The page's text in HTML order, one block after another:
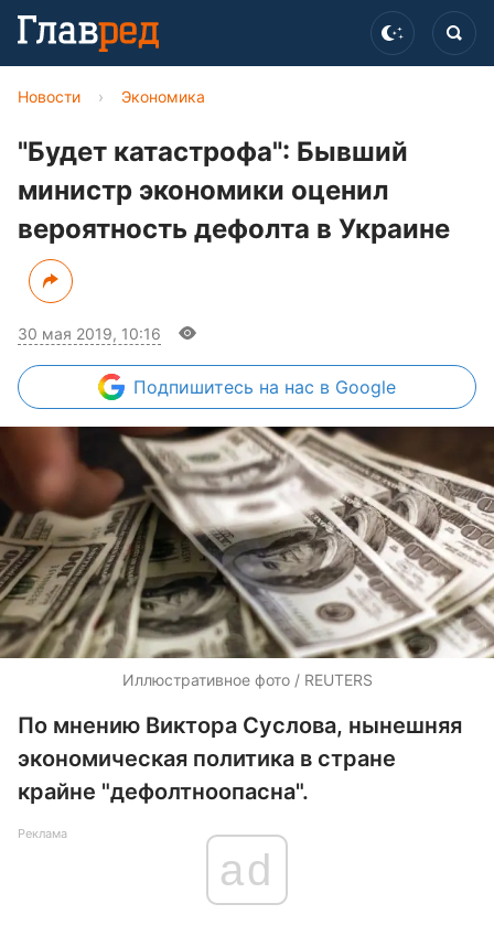
Новости › Экономика
"Будет катастрофа": Бывший
министр экономики оценил
вероятность дефолта в Украине
30 мая 2019, 10:16
Подпишитесь на нас в Google
Иллюстративное фото / REUTERS
По мнению Виктора Суслова, нынешняя
экономическая политика в стране
крайне "дефолтноопасна".
Реклама
ad